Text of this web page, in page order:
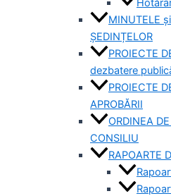
MINUTELE
ȘEDINȚELOR
PROIECTE
dezbatere
PROIECTE
APROBĂRII
ORDINEA
CONSILIU
RAPOARTE